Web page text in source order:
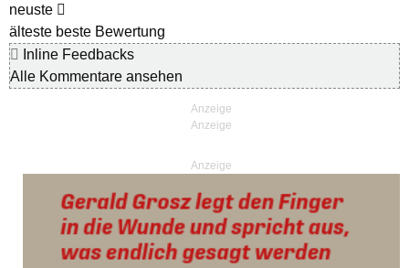
neuste
älteste beste Bewertung
Inline Feedbacks
Alle Kommentare ansehen
Anzeige